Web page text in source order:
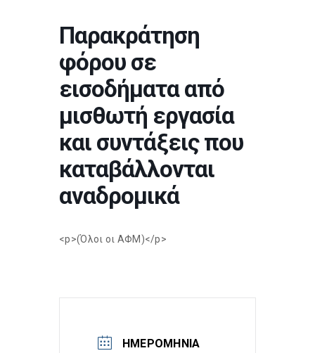
Παρακράτηση
φόρου σε
εισοδήματα από
μισθωτή εργασία
και συντάξεις που
καταβάλλονται
αναδρομικά
<p>(Όλοι οι ΑΦΜ)</p>
ΗΜΕΡΟΜΗΝΊΑ